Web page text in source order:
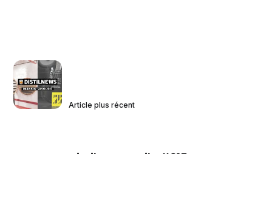
Article plus récent
DistilNews Daily #315